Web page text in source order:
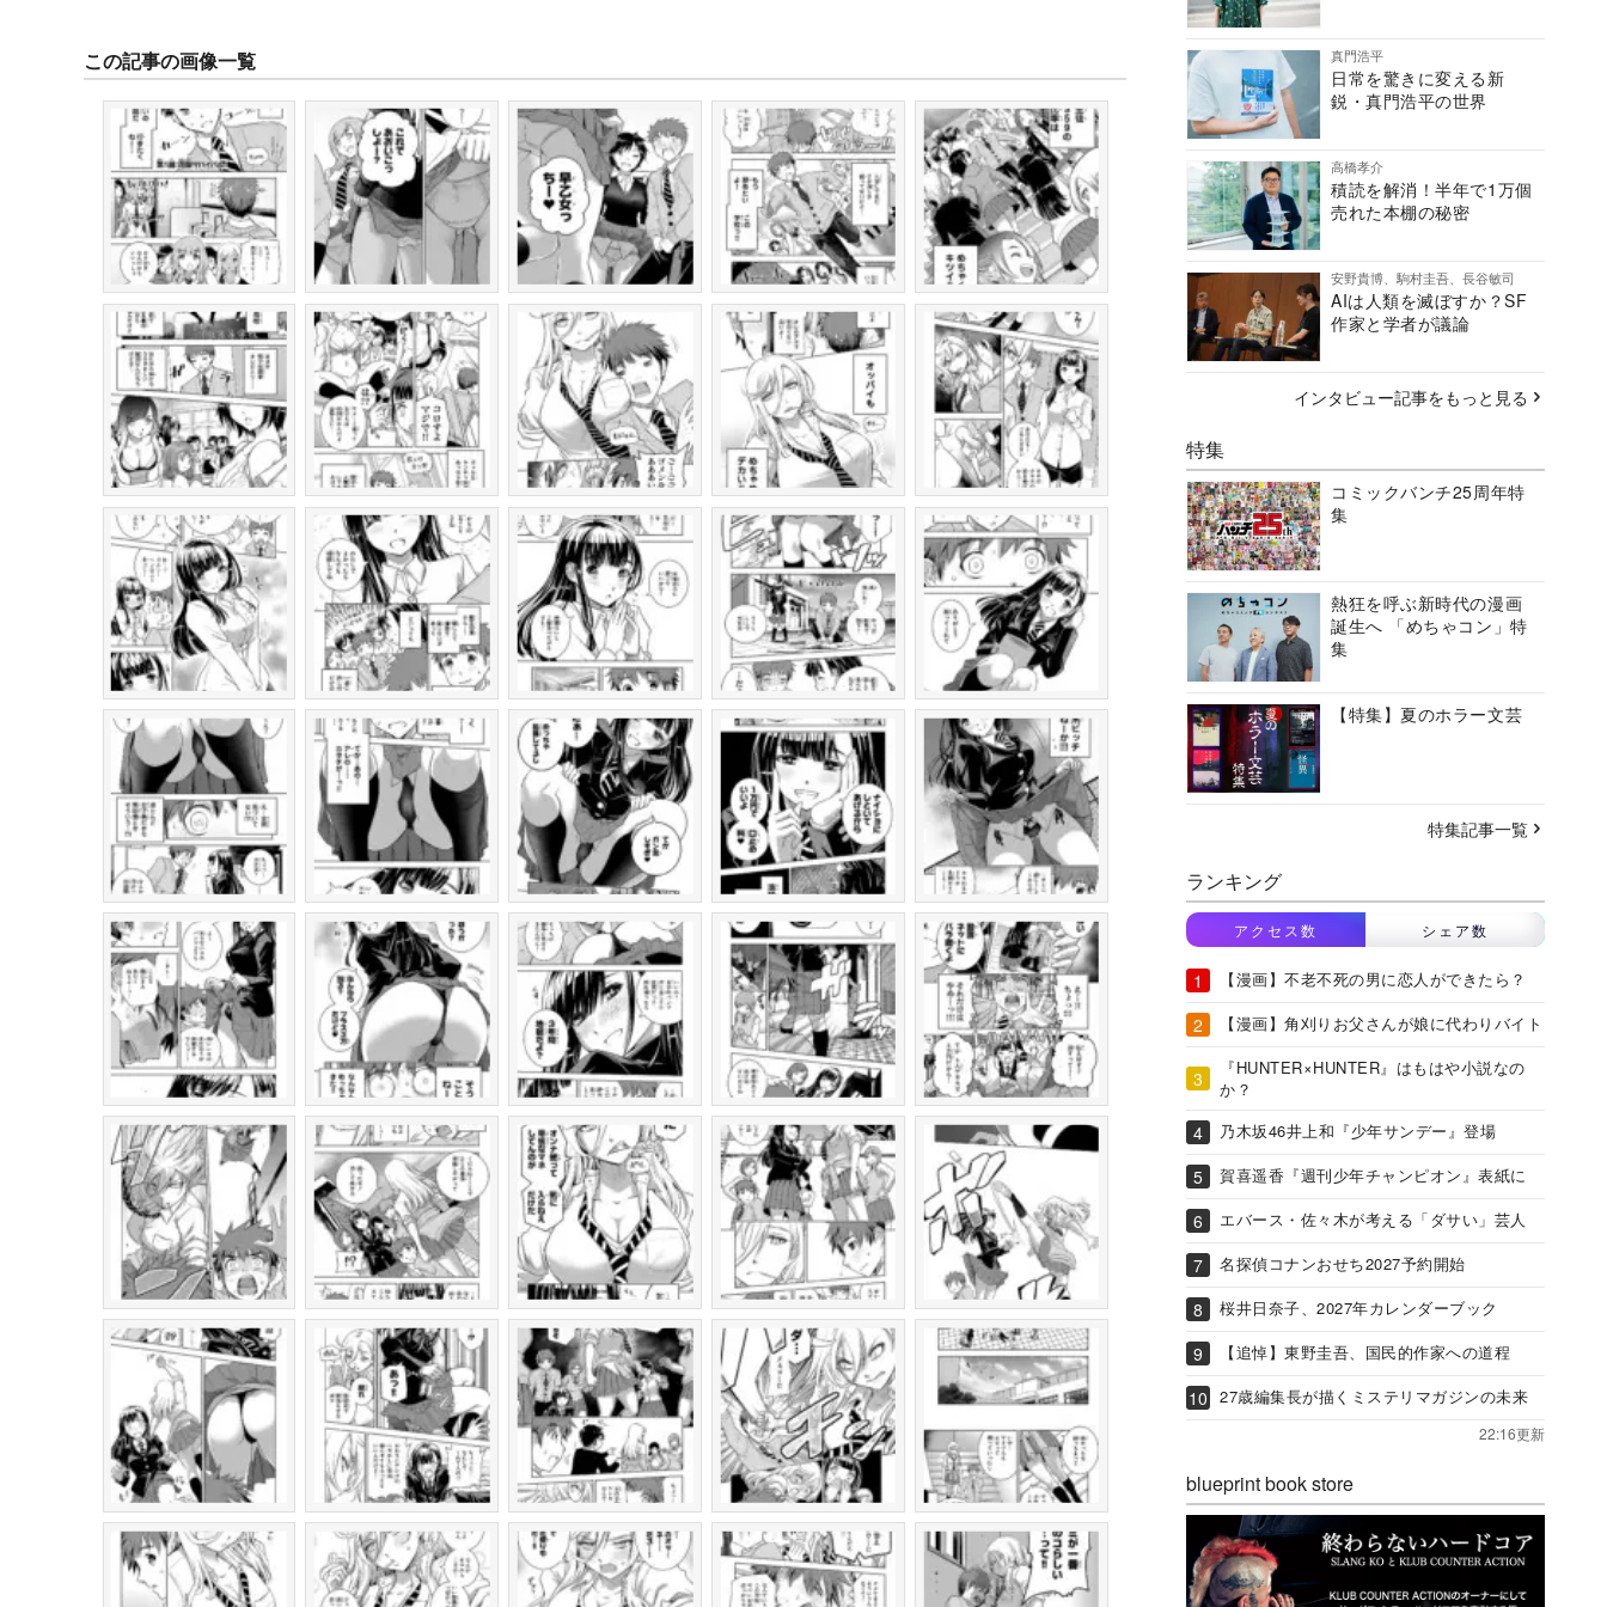
この記事の画像一覧 真門浩平
日常を驚きに変える新
鋭・真門浩平の世界
高橋孝介
積読を解消！半年で1万個
売れた本棚の秘密
安野貴博、駒村圭吾、長谷敏司
AIは人類を滅ぼすか？SF
作家と学者が議論
インタビュー記事をもっと見る
特集
コミックバンチ25周年特
集
熱狂を呼ぶ新時代の漫画
誕生へ 「めちゃコン」特
集
【特集】夏のホラー文芸
特集記事一覧
ランキング
アクセス数 シェア数
【漫画】不老不死の男に恋人ができたら？
【漫画】角刈りお父さんが娘に代わりバイト
『HUNTER×HUNTER』はもはや小説なの
か？
乃木坂46井上和『少年サンデー』登場
賀喜遥香『週刊少年チャンピオン』表紙に
エバース・佐々木が考える「ダサい」芸人
名探偵コナンおせち2027予約開始
桜井日奈子、2027年カレンダーブック
【追悼】東野圭吾、国民的作家への道程
27歳編集長が描くミステリマガジンの未来
22:16更新
blueprint book store